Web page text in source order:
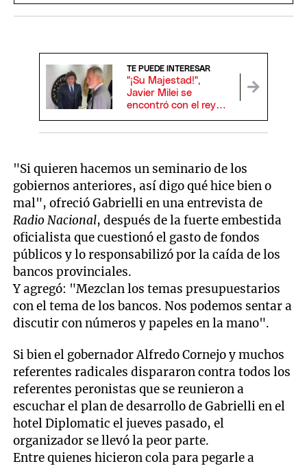
TE PUEDE INTERESAR
"¡Su Majestad!",
Javier Milei se
encontró con el rey
"Si quieren hacemos un seminario de los
gobiernos anteriores, así digo qué hice bien o
mal", ofreció Gabrielli en una entrevista de
Radio Nacional, después de la fuerte embestida
oficialista que cuestionó el gasto de fondos
públicos y lo responsabilizó por la caída de los
bancos provinciales.
Y agregó: "Mezclan los temas presupuestarios
con el tema de los bancos. Nos podemos sentar a
discutir con números y papeles en la mano".
Si bien el gobernador Alfredo Cornejo y muchos
referentes radicales dispararon contra todos los
referentes peronistas que se reunieron a
escuchar el plan de desarrollo de Gabrielli en el
hotel Diplomatic el jueves pasado, el
organizador se llevó la peor parte.
Entre quienes hicieron cola para pegarle a